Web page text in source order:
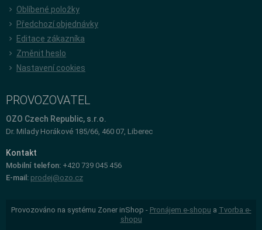
Oblíbené položky
Předchozí objednávky
Editace zákazníka
Změnit heslo
Nastavení cookies
PROVOZOVATEL
OZO Czech Republic, s.r.o.
Dr. Milady Horákové 185/66, 460 07, Liberec
Kontakt
Mobilní telefon: +420 739 045 456
E-mail: prodej@ozo.cz
Provozováno na systému Zoner inShop - Pronájem e-shopu a Tvorba e-
shopu